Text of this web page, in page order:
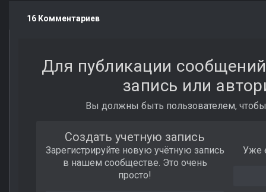
16 Комментариев
Для публикации
запись или
Вы должны быть пользователем,
Создать учетную запись
Зарегистрируйте новую учётную запись
в нашем сообществе. Это очень
просто!
Уже